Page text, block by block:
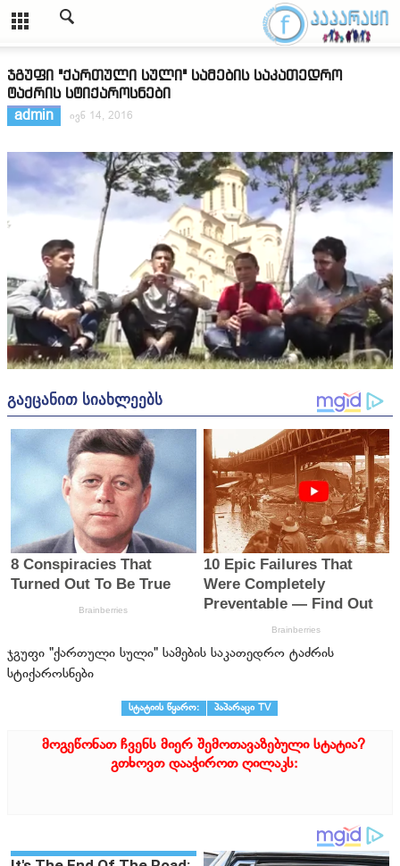
ჯგუფი "ქართული სული" სამების საკათედრო
ტაძრის სტიქაროსნები
admin
ივნ 14, 2016
ჯგუფი "ქართული სული" სამების საკათედრო ტაძრის
სტიქაროსნები
სტატიის წყარო: პაპარაცი TV
მოგეწონათ ჩვენს მიერ შემოთავაზებული სტატია?
გთხოვთ დააჭიროთ ღილაკს: